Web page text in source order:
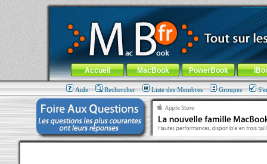
MacBook-fr.com : 100% Apple... 100% nomade !
Aller au contenu-Aller au menu général-Aller au menu de
Menu général
Accueil MacBook PowerBook
Aide Rechercher Liste des Membres Groupes